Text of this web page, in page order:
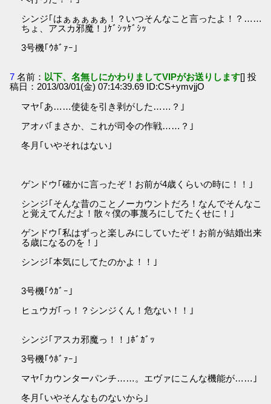
シンジ｢はぁぁぁぁぁ！？いつそんなこと言ったよ！？……
ちょ、アスカ邪魔！｣ｹﾞｼｯｹﾞｼｯ
3号機｢ｳﾎﾞｧｰ｣
7 名前： 以下、名無しにかわりましてVIPがお送りします[] 投
稿日：2013/03/01(金) 07:14:39.69 ID:CS+ymvjjO
マヤ｢あ……使徒を引き剥がした……？｣
アオバ｢まさか、これが司令の作戦……？｣
冬月｢いやそれはない｣
ゲンドウ｢確かに言ったぞ！お前が4歳くらいの時に！！｣
シンジ｢そんな昔のことノーカウントだろ！なんでそんなこ
と覚えてんだよ！散々僕の事蔑ろにしてたくせに！｣
ゲンドウ｢私はずっと楽しみにしていたぞ！お前が結婚出来
る歳になるのを！｣
シンジ｢本気にしてたのかよ！！｣
3号機｢ｳｶﾞｰ｣
ヒュウガ｢っ！？シンジくん！危ない！！｣
シンジ｢アスカ邪魔っ！！｣ﾎﾞｶﾞｯ
3号機｢ｳﾎﾞｧｰ｣
マヤ｢カウンターパンチ……。エヴァにこんな機能が……｣
冬月｢いやそんなものないから｣